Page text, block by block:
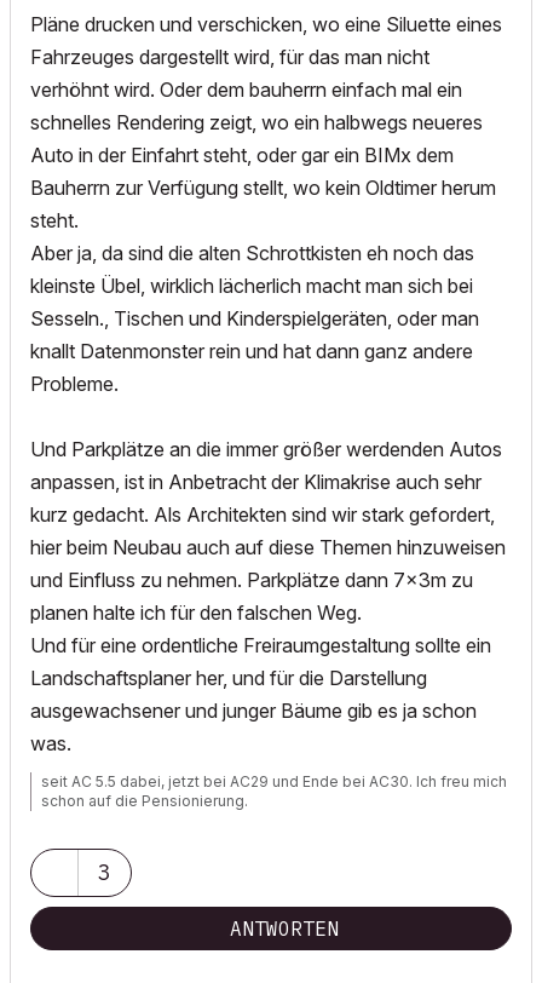
Pläne drucken und verschicken, wo eine Siluette eines
Fahrzeuges dargestellt wird, für das man nicht
verhöhnt wird. Oder dem bauherrn einfach mal ein
schnelles Rendering zeigt, wo ein halbwegs neueres
Auto in der Einfahrt steht, oder gar ein BIMx dem
Bauherrn zur Verfügung stellt, wo kein Oldtimer herum
steht.
Aber ja, da sind die alten Schrottkisten eh noch das
kleinste Übel, wirklich lächerlich macht man sich bei
Sesseln., Tischen und Kinderspielgeräten, oder man
knallt Datenmonster rein und hat dann ganz andere
Probleme.
Und Parkplätze an die immer größer werdenden Autos
anpassen, ist in Anbetracht der Klimakrise auch sehr
kurz gedacht. Als Architekten sind wir stark gefordert,
hier beim Neubau auch auf diese Themen hinzuweisen
und Einfluss zu nehmen. Parkplätze dann 7x3m zu
planen halte ich für den falschen Weg.
Und für eine ordentliche Freiraumgestaltung sollte ein
Landschaftsplaner her, und für die Darstellung
ausgewachsener und junger Bäume gib es ja schon
was.
seit AC 5.5 dabei, jetzt bei AC29 und Ende bei AC30. Ich freu mich
schon auf die Pensionierung.
3
ANTWORTEN